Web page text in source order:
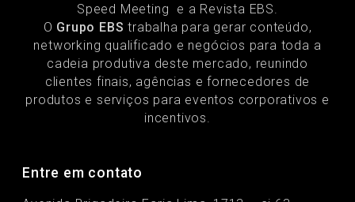
Speed Meeting e a Revista EBS.
O Grupo EBS trabalha para gerar conteúdo,
networking qualificado e negócios para toda a
cadeia produtiva deste mercado, reunindo
clientes finais, agências e fornecedores de
produtos e serviços para eventos corporativos e
incentivos.
Entre em contato